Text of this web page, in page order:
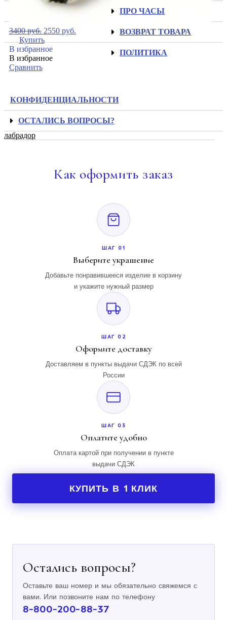
3400руб. 2550 руб.
Купить
В избранное
В избранное
Сравнить
ПРО ЧАСЫ
ВОЗВРАТ ТОВАРА
ПОЛИТИКА
КОНФИДЕНЦИАЛЬНОСТИ
ОСТАЛИСЬ ВОПРОСЫ?
лабрадор
Как оформить заказ
ШАГ 01
Выберите украшение
Добавьте понравившееся изделие в корзину
и укажите нужный размер
ШАГ 02
Оформите доставку
Доставляем в пункты выдачи СДЭК по всей
России
ШАГ 03
Оплатите удобно
Оплата картой при получении в пункте
выдачи СДЭК
КУПИТЬ В 1 КЛИК
Остались вопросы?
Оставьте ваш номер и мы обязательно свяжемся с
вами. Или позвоните нам по телефону
8-800-200-88-37